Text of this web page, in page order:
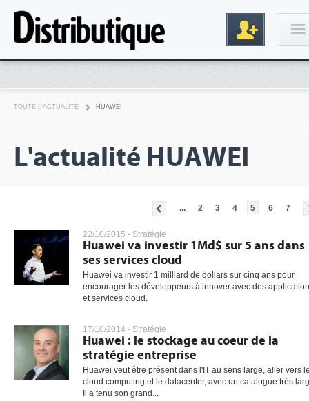
TOUTE L'ACTUALITÉ HUAWEI
L'actualité HUAWEI
... 2 3 4 5 6 7
22/10/2015 - Stratégie
Huawei va investir 1Md$ sur 5 ans dans
ses services cloud
Huawei va investir 1 milliard de dollars sur cinq ans pour
encourager les développeurs à innover avec des
et services cloud.
17/10/2014 - Stratégie
Huawei : le stockage au coeur de la
stratégie entreprise
Huawei veut être présent dans l'IT au sens large, aller vers
cloud computing et le datacenter, avec un catalogue très
Il a tenu son grand...